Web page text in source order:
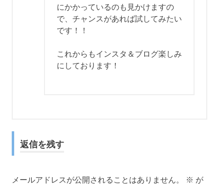
にかかっているのも見かけますの
で、チャンスがあれば試してみたい
です！！
これからもインスタ＆ブログ楽しみ
にしております！
返信を残す
メールアドレスが公開されることはありません。 ※ が